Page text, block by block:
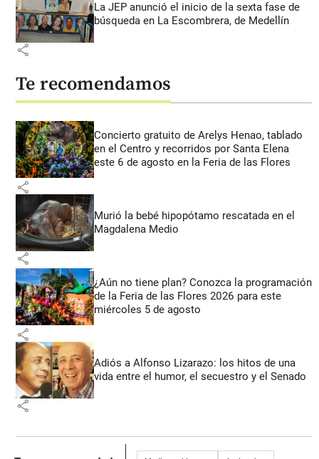
La JEP anunció el inicio de la sexta fase de
búsqueda en La Escombrera, de Medellín
share
Te recomendamos
Concierto gratuito de Arelys Henao, tablado
en el Centro y recorridos por Santa Elena
este 6 de agosto en la Feria de las Flores
share
Murió la bebé hipopótamo rescatada en el
Magdalena Medio
share
¿Aún no tiene plan? Conozca la programación
de la Feria de las Flores 2026 para este
miércoles 5 de agosto
share
Adiós a Alfonso Lizarazo: los hitos de una
vida entre el humor, el secuestro y el Senado
share